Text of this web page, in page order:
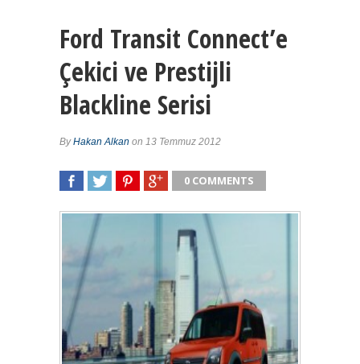
Ford Transit Connect’e
Çekici ve Prestijli
Blackline Serisi
ByHakan Alkan on 13 Temmuz 2012
0 COMMENTS